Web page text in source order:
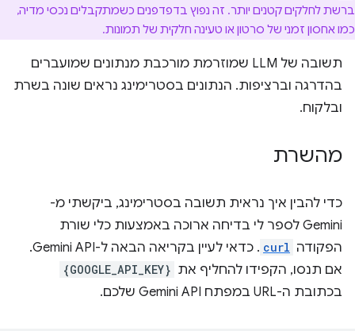
ברשת לחלקים קטנים יותר. זה נפוץ בדפדפנים כשמתקבלים נכסי מדיה,
כמו אחסון זמני של סרטון או טעינה חלקית של תמונות.
תשובה של LLM שמוזרמת מורכבת מנתונים שמועברים
בהדרגה וברציפות. הנתונים בסטרימינג נראים שונה בשרת
ובלקוח.
מהשרת
כדי להבין איך נראית תשובה בסטרימינג, ביקשתי מ-
Gemini לספר לי בדיחה ארוכה באמצעות כלי שורת
הפקודה curl
. כדאי לעיין בקריאה הבאה ל-Gemini API.
אם תנסו, הקפידו להחליף את {GOOGLE_API_KEY}
בכתובת ה-URL במפתח Gemini API שלכם.